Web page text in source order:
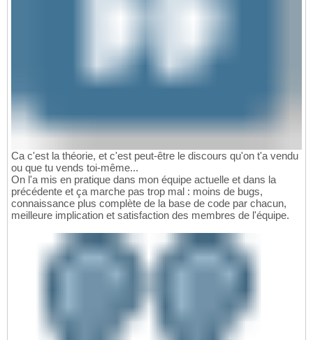
Ca c'est la théorie, et c'est peut-être le discours qu'on t'a vendu
ou que tu vends toi-même...
On l'a mis en pratique dans mon équipe actuelle et dans la
précédente et ça marche pas trop mal : moins de bugs,
connaissance plus complète de la base de code par chacun,
meilleure implication et satisfaction des membres de l'équipe.